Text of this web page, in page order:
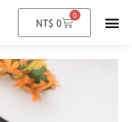
NT$ 0
0
購
物